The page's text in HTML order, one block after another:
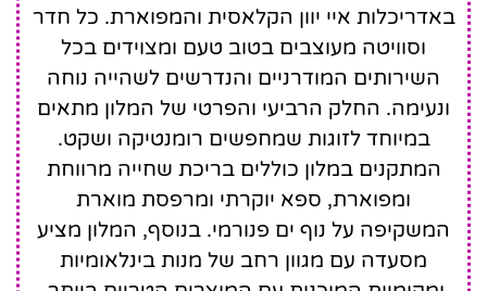
באדריכלות איי יוון הקלאסית והמפוארת. כל חדר
וסוויטה מעוצבים בטוב טעם ומצוידים בכל
השירותים המודרניים והנדרשים לשהייה נוחה
ונעימה. החלק הרביעי והפרטי של המלון מתאים
במיוחד לזוגות שמחפשים רומנטיקה ושקט.
המתקנים במלון כוללים בריכת שחייה מרווחת
ומפוארת, ספא יוקרתי ומרפסת מוארת
המשקיפה על נוף ים פנורמי. בנוסף, המלון מציע
מסעדה עם מגוון רחב של מנות בינלאומיות